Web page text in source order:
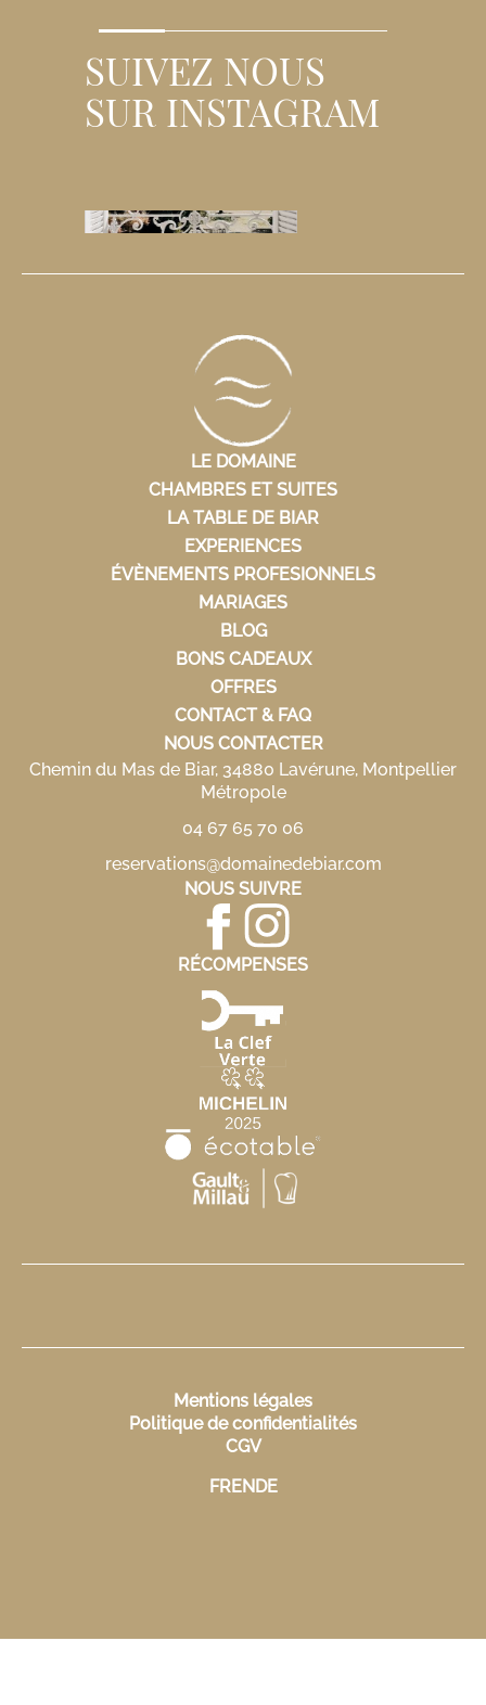
SUIVEZ NOUS
SUR INSTAGRAM
LE DOMAINE
CHAMBRES ET SUITES
LA TABLE DE BIAR
EXPERIENCES
ÉVÈNEMENTS PROFESIONNELS
MARIAGES
BLOG
BONS CADEAUX
OFFRES
CONTACT & FAQ
NOUS CONTACTER
Chemin du Mas de Biar, 34880 Lavérune, Montpellier
Métropole
04 67 65 70 06
reservations@domainedebiar.com
NOUS SUIVRE
RÉCOMPENSES
Mentions légales
Politique de confidentialités
CGV
FREN DE